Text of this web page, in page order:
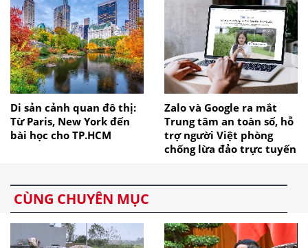
Di sản cảnh quan đô thị:
Từ Paris, New York đến
bài học cho TP.HCM
Zalo và Google ra mắt
Trung tâm an toàn số, hỗ
trợ người Việt phòng
chống lừa đảo trực tuyến
CÙNG CHUYÊN MỤC